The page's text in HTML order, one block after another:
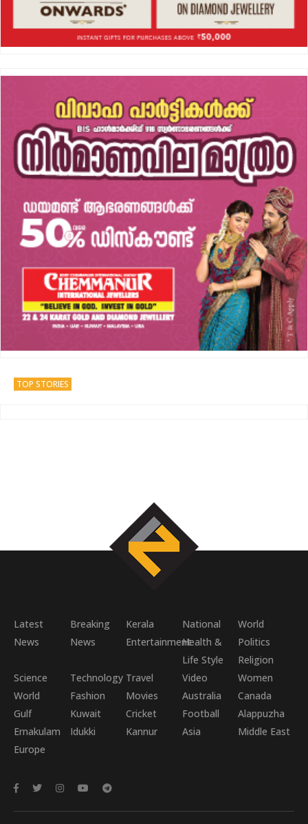
TOP STORIES
Latest
News
Breaking
News
Kerala National
World
EntertainmentHealth &
Life Style
Politics
Religion
Science
World
Technology Travel Video
Women
Fashion
Movies Australia
Canada
Gulf
Kuwait Cricket Football
Alappuzha
Ernakulam
Idukki Kannur Asia
Middle East
Europe